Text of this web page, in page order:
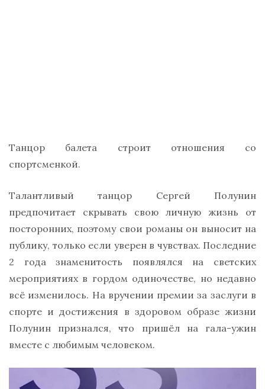
Танцор балета строит отношения со
спортсменкой.
Талантливый танцор Сергей Полунин
предпочитает скрывать свою личную жизнь от
посторонних, поэтому свои романы он выносит на
публику, только если уверен в чувствах. Последние
2 года знаменитость появлялся на светских
мероприятиях в гордом одиночестве, но недавно
всё изменилось. На вручении премии за заслуги в
спорте и достижения в здоровом образе жизни
Полунин признался, что пришёл на гала-ужин
вместе с любимым человеком.